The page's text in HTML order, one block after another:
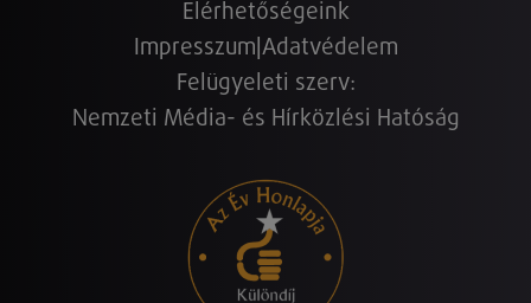
Elérhetőségeink
Impresszum Adatvédelem
Felügyeleti szerv:
Nemzeti Média- és Hírközlési Hatóság